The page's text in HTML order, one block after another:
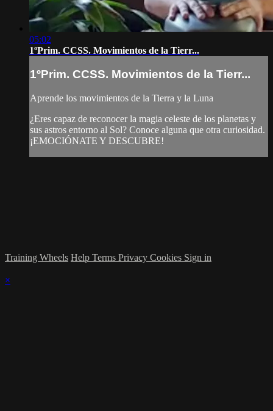
05:02
1ºPrim. CCSS. Movimientos de la Tierr...
1ºPrim. CCSS. Movimientos de la Tierr...
Aprende los movimientos de la Tierra y la Luna
¿Eres capaz de reconocer la magia celeste de los planetas y
sus astros entorno al Sol? Conoce alguna que otra curiosidad.
¡EMOCIÓNATE Y DESCUBRE!
Training Wheels Help Terms Privacy Cookies Sign in
×